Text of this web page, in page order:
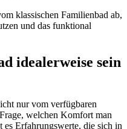
klassischen Familienbad ab,
und das funktional
idealerweise sein
nur vom verfügbaren
welchen Komfort man
Erfahrungswerte, die sich in